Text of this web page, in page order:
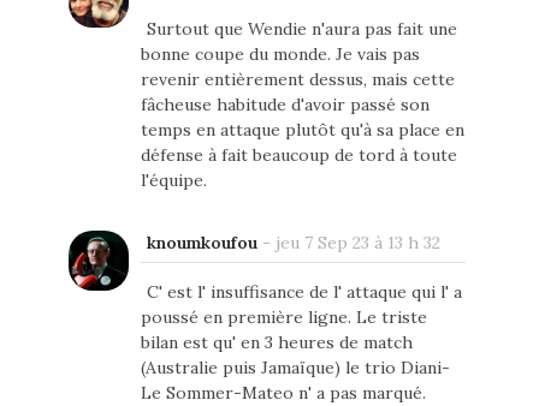
Surtout que Wendie n'aura pas fait une
bonne coupe du monde. Je vais pas
revenir entièrement dessus, mais cette
fâcheuse habitude d'avoir passé son
temps en attaque plutôt qu'à sa place en
défense à fait beaucoup de tord à toute
l'équipe.
knoumkoufou- jeu 7 Sep 23 à 13 h 32
C' est l' insuffisance de l' attaque qui l' a
poussé en première ligne. Le triste
bilan est qu' en 3 heures de match
(Australie puis Jamaïque) le trio Diani-
Le Sommer-Mateo n' a pas marqué.